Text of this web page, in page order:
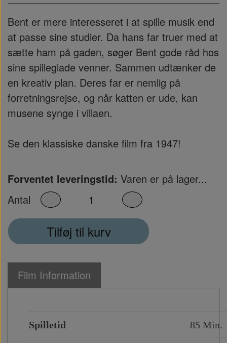
Bent er mere interesseret i at spille musik end
at passe sine studier. Da hans far truer med at
sætte ham på gaden, søger Bent gode råd hos
sine spilleglade venner. Sammen udtænker de
en kreativ plan. Deres far er nemlig på
forretningsrejse, og når katten er ude, kan
musene synge i villaen.
Se den klassiske danske film fra 1947!
Forventet leveringstid: Varen er på lager...
Antal
Tilføj til kurv
Film Information
Spilletid 85 Min.